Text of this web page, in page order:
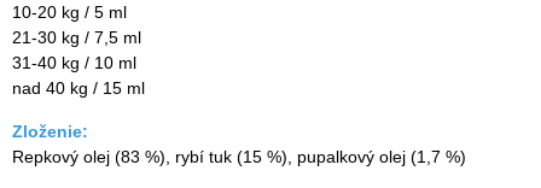
10-20 kg / 5 ml
21-30 kg / 7,5 ml
31-40 kg / 10 ml
nad 40 kg / 15 ml
Zloženie:
Repkový olej (83 %), rybí tuk (15 %), pupalkový olej (1,7 %)